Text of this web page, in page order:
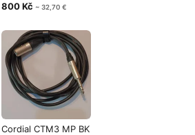
800 Kč ~ 32,70 €
Cordial CTM3 MP BK